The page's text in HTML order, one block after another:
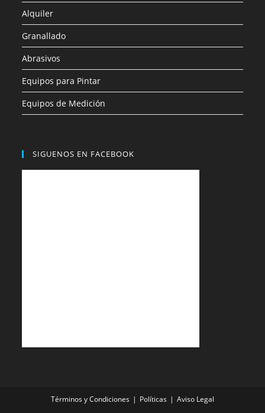
Alquiler
Granallado
Abrasivos
Equipos para Pintar
Equipos de Medición
SIGUENOS EN FACEBOOK
Términos y Condiciones Políticas Aviso Legal